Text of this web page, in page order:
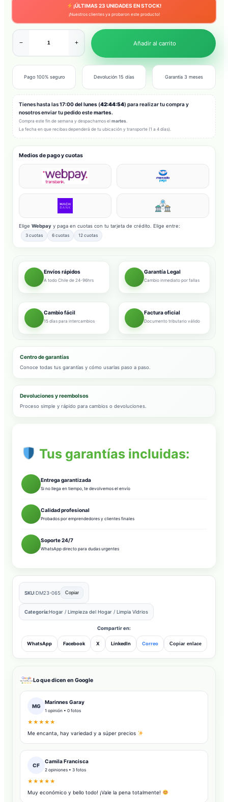
¡ÚLTIMAS23 UNIDADES EN STOCK!
¡Nuestros clientes ya probaron este producto!
− + Añadir al carrito
Pago 100% seguro Devolución 15 días Garantía 3 meses
Tienes hasta las17:00 del lunes (42:44:52) para realizar tu compra y
nosotros enviar tu pedido estemartes.
Compra este fin de semana y despachamos el martes
La fecha en que recibas dependerá de tu ubicación y transporte (1 a 4 días).
Medios de pago y cuotas
Elige Webpay y paga en cuotas con tu tarjeta de crédito. Elige entre:
3 cuotas 6 cuotas 12 cuotas
Envíos rápidos
A todo Chile de 24-96hrs
Garantía Legal
Cambio inmediato por fallas
Cambio fácil
15 días para intercambios
Factura oficial
Documento tributario válido
Centro de garantías
Conoce todas tus garantías y cómo usarlas paso a paso.
Devoluciones y reembolsos
Proceso simple y rápido para cambios o devoluciones.
Tus garantías incluidas:
Entrega garantizada
Si no llega en tiempo, te devolvemos el envío
Calidad profesional
Probados por emprendedores y clientes finales
Soporte 24/7
WhatsApp directo para dudas urgentes
SKU:DM23-065 Copiar
Categoría:Hogar / Limpieza del Hogar / Limpia Vidrios
Compartir en:
WhatsApp Facebook X LinkedIn Correo Copiar enlace
Lo que dicen en Google
MG
Marinnes Garay
1 opinión • 0 fotos
★★★★★
Me encanta, hay variedad y a súper precios
CF
Camila Francisca
2 opiniones • 3 fotos
★★★★★
Muy económico y bello todo! ¡Vale la pena totalmente!